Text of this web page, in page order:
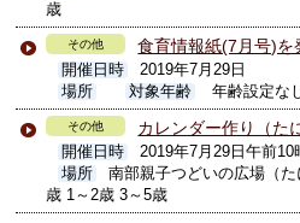
歳
その他 食育情報紙(7月号)を
開催日時
2019年7月29日
場所
対象年齢 年齢設定な
その他 カレンダー作り（た
開催日時
2019年7月29日午前10
場所
南部親子つどいの広場（た
歳 1～2歳 3～5歳